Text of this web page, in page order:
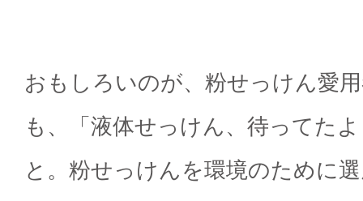
おもしろいのが、粉せっけん愛
も、「液体せっけん、待ってた
と。粉せっけんを環境のために